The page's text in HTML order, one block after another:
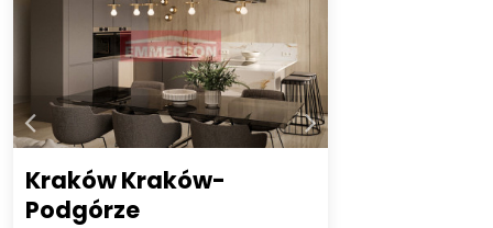
Kraków Kraków-
Podgórze